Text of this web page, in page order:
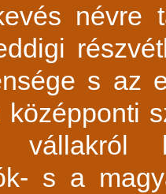
névre
s az
középponti
vállakról
s a